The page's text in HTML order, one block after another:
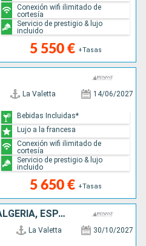
5 550 € +Tasas
Conexión wifi ilimitado de
cortesía
Servicio de prestigio & lujo
incluido
La Valetta 14/06/2027
5 650 € +Tasas
Bebidas Incluidas*
Lujo a la francesa
Conexión wifi ilimitado de
cortesía
Servicio de prestigio & lujo
incluido
MALTA, ITALIA, TÚNEZ, ALGERIA, ESPAÑA
La Valetta 30/10/2027